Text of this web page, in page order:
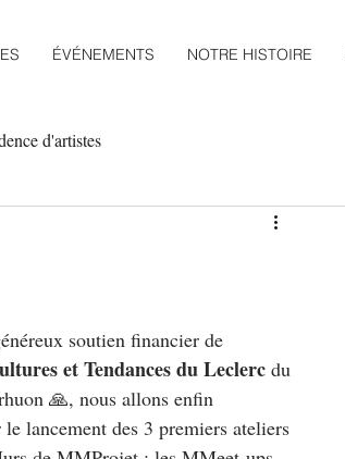
ÉVÉNEMENTS NOTRE HISTOIRE
d'artistes
soutien financier de
et Tendances du Leclerc du
🙏, nous allons enfin
lancement des 3 premiers ateliers